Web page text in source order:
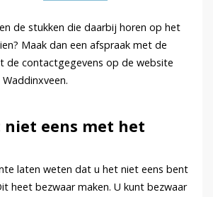
de stukken die daarbij horen op het
Maak dan een afspraak met de
de contactgegevens op de website
niet eens met het
laten weten dat u het niet eens bent
heet bezwaar maken. U kunt bezwaar